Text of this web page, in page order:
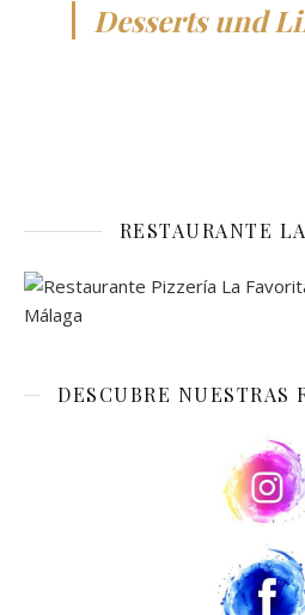
Desserts und
RESTAURANTE
DESCUBRE NUESTRAS